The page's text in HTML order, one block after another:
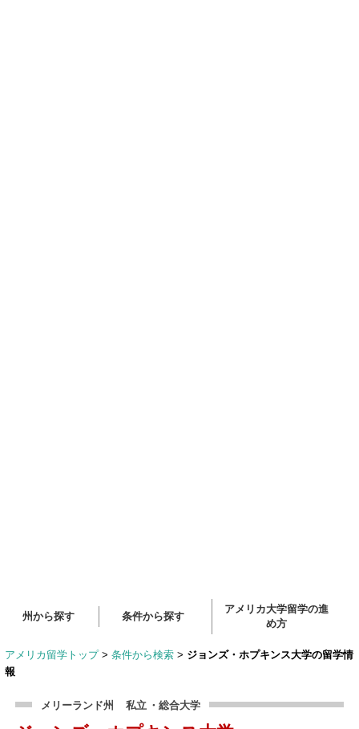
州から探す 条件から探す
アメリカ大学留学の進
め方
アメリカ留学トップ > 条件から検索 > ジョンズ・ホプキンス大学の留学情
報
メリーランド州 私立 ・総合大学